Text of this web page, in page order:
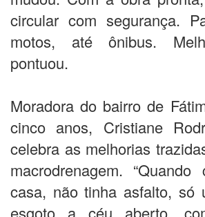
circular com segurança.
motos, até ônibus.
pontuou.
Moradora do bairro de
cinco anos, Cristiane
celebra as melhorias
macrodrenagem.
casa, não tinha asfalto, só
esgoto a céu aberto,